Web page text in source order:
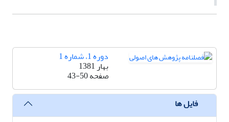
دوره 1، شماره 1
بهار 1381
صفحه43-50
فایل ها